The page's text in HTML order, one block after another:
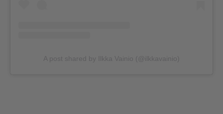
A post shared by Ilkka Vainio (@ilkkavainio)